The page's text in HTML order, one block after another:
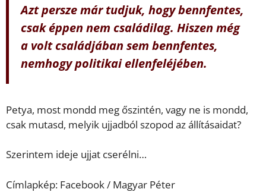
Azt persze már tudjuk, hogy bennfentes,
csak éppen nem családilag. Hiszen még
a volt családjában sem bennfentes,
nemhogy politikai ellenfeléjében.
Petya, most mondd meg őszintén, vagy ne is mondd,
csak mutasd, melyik ujjadból szopod az állításaidat?
Szerintem ideje ujjat cserélni…
Címlapkép: Facebook / Magyar Péter